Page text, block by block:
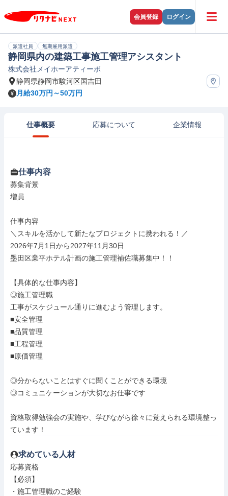
会員登録 ログイン
派遣社員 無期雇用派遣
静岡県内の建築工事施工管理アシスタント
株式会社メイホーアティーボ
静岡県静岡市駿河区国吉田
月給30万円～50万円
仕事概要 応募について 企業情報
仕事内容
募集背景
増員
仕事内容
＼スキルを活かして新たなプロジェクトに携われる！／
2026年7月1日から2027年11月30日
墨田区業平ホテル計画の施工管理補佐職募集中！！
【具体的な仕事内容】
◎施工管理職
工事がスケジュール通りに進むよう管理します。
■安全管理
■品質管理
■工程管理
■原価管理
◎分からないことはすぐに聞くことができる環境
◎コミュニケーションが大切なお仕事です
資格取得勉強会の実施や、学びながら徐々に覚えられる環境整っ
ています！
求めている人材
応募資格
【必須】
・施工管理職のご経験